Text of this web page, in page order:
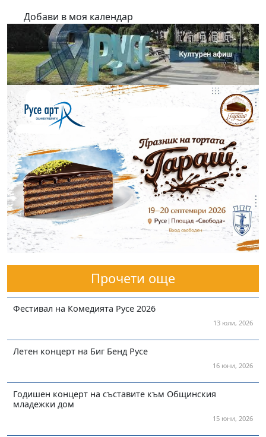
Добави в моя календар
Прочети още
Фестивал на Комедията Русе 2026
13 юли, 2026
Летен концерт на Биг Бенд Русе
16 юни, 2026
Годишен концерт на съставите към Общинския
младежки дом
15 юни, 2026